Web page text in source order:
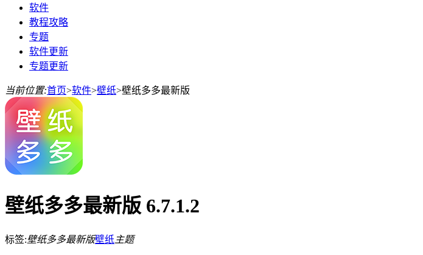
软件
教程攻略
专题
软件更新
专题更新
当前位置:首页>软件>壁纸>壁纸多多最新版
壁纸多多最新版 6.7.1.2
标签:壁纸多多最新版壁纸主题